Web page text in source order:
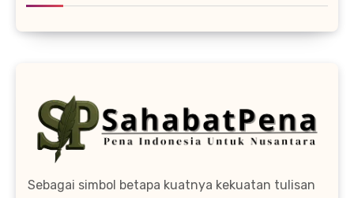
Sebagai simbol betapa kuatnya kekuatan tulisan